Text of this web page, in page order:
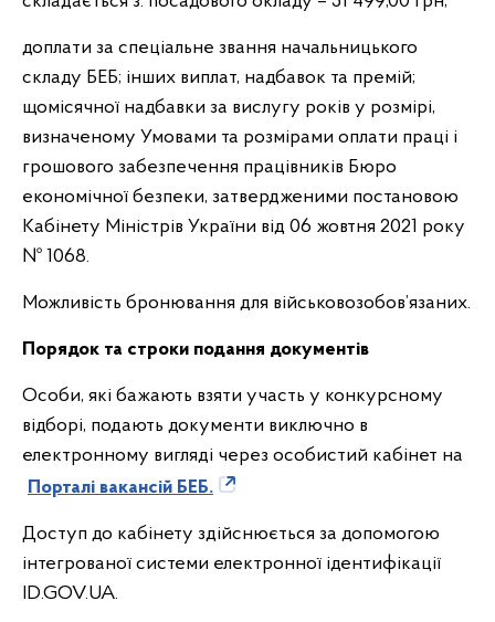
доплати за спеціальне звання начальницького
складу БЕБ; інших виплат, надбавок та премій;
щомісячної надбавки за вислугу років у розмірі,
визначеному Умовами та розмірами оплати праці і
грошового забезпечення працівників Бюро
економічної безпеки, затвердженими постановою
Кабінету Міністрів України від 06 жовтня 2021 року
№ 1068.
Можливість бронювання для військовозобов’язаних.
Порядок та строки подання документів
Особи, які бажають взяти участь у конкурсному
відборі, подають документи виключно в
електронному вигляді через особистий кабінет на
Порталі вакансій БЕБ.
Доступ до кабінету здійснюється за допомогою
інтегрованої системи електронної ідентифікації
ID.GOV.UA.